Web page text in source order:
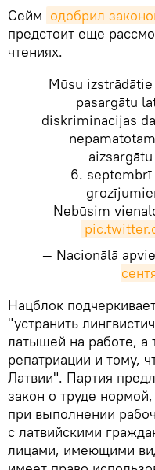
Сейм одобрил
предстоит еще
чтениях.
Mūsu
pasargātu
diskriminācijas
6. septembrī
Nebūsim
— Nacionālā
​Нацблок
"устранить
латышей на работе, а
репатриации и тому,
Латвии". Партия
закон о труде
при выполнении
с латвийскими
лицами, имеющими